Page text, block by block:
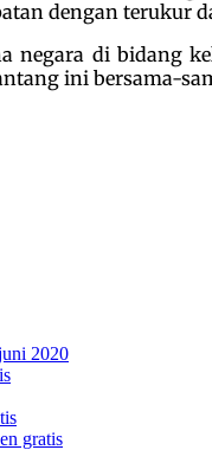
dengan terukur
negara di bidang
ini bersama-
2020
gratis